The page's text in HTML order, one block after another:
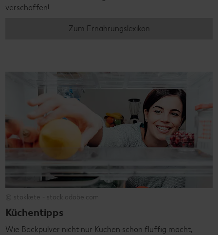
verschaffen!
Zum Ernährungslexikon
© stokkete - stock.adobe.com
Küchentipps
Wie Backpulver nicht nur Kuchen schön fluffig macht,